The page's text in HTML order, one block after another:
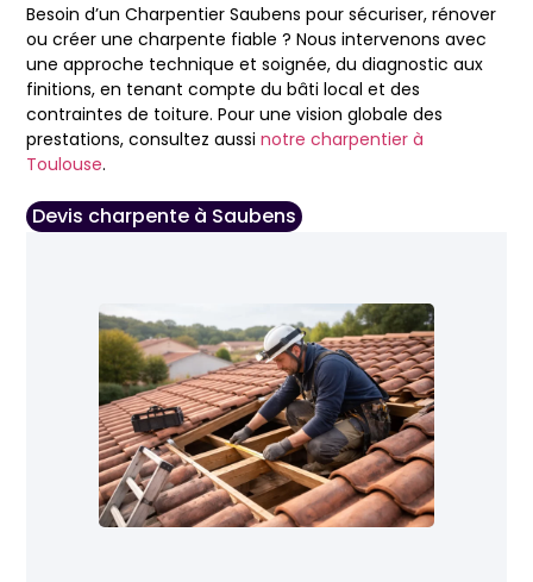
Besoin d’un Charpentier Saubens pour sécuriser, rénover
ou créer une charpente fiable ? Nous intervenons avec
une approche technique et soignée, du diagnostic aux
finitions, en tenant compte du bâti local et des
contraintes de toiture. Pour une vision globale des
prestations, consultez aussinotre charpentier à
Toulouse.
Devis charpente à Saubens